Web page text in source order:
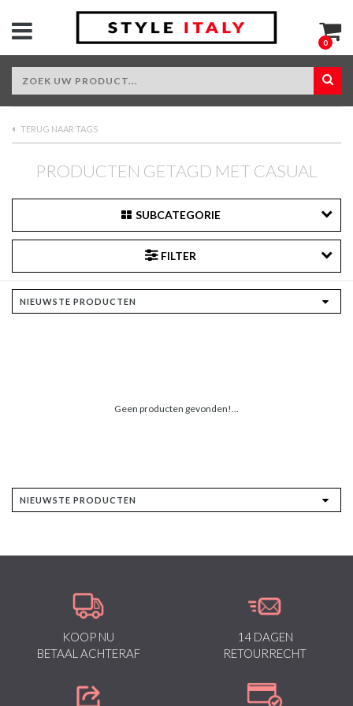
0
TERUG NAAR TAGS
PRODUCTEN GETAGD MET CASUAL
SUBCATEGORIE
FILTER
Geen producten gevonden!...
KOOP NU
BETAAL ACHTERAF
14 DAGEN
RETOURRECHT